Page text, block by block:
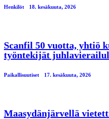
Henkilöt 18. kesäkuuta, 2026
Scanfil 50 vuotta, yhtiö
työntekijät
Paikallisuutiset 17. kesäkuuta, 2026
Maasydänjärvellä